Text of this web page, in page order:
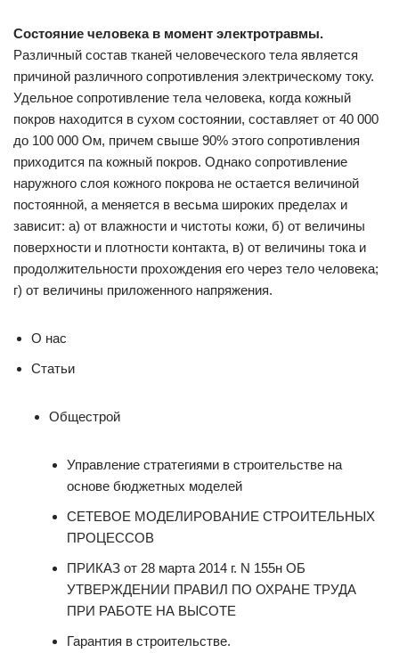
Состояние человека в момент электротравмы.
Различный со­став тканей человеческого тела является
причиной различного сопротивления электрическому току.
Удельное сопротивление тела человека, когда кожный
покров находится в сухом состоя­нии, составляет от 40 000
до 100 000 Ом, причем свыше 90% этого сопротивления
приходится па кожный покров. Однако сопротивление
наружного слоя кожного покрова не остается величиной
постоянной, а меняется в весьма широких пределах и
зависит: а) от влажности и чистоты кожи, б) от величины
по­верхности и плотности контакта, в) от величины тока и
продол­жительности прохождения его через тело человека;
г) от вели­чины приложенного напряжения.
О нас
Статьи
Общестрой
Управление стратегиями в строительстве на
основе бюджетных моделей
СЕТЕВОЕ МОДЕЛИРОВАНИЕ СТРОИТЕЛЬНЫХ
ПРОЦЕССОВ
ПРИКАЗ от 28 марта 2014 г. N 155н ОБ
УТВЕРЖДЕНИИ ПРАВИЛ ПО ОХРАНЕ ТРУДА
ПРИ РАБОТЕ НА ВЫСОТЕ
Гарантия в строительстве.